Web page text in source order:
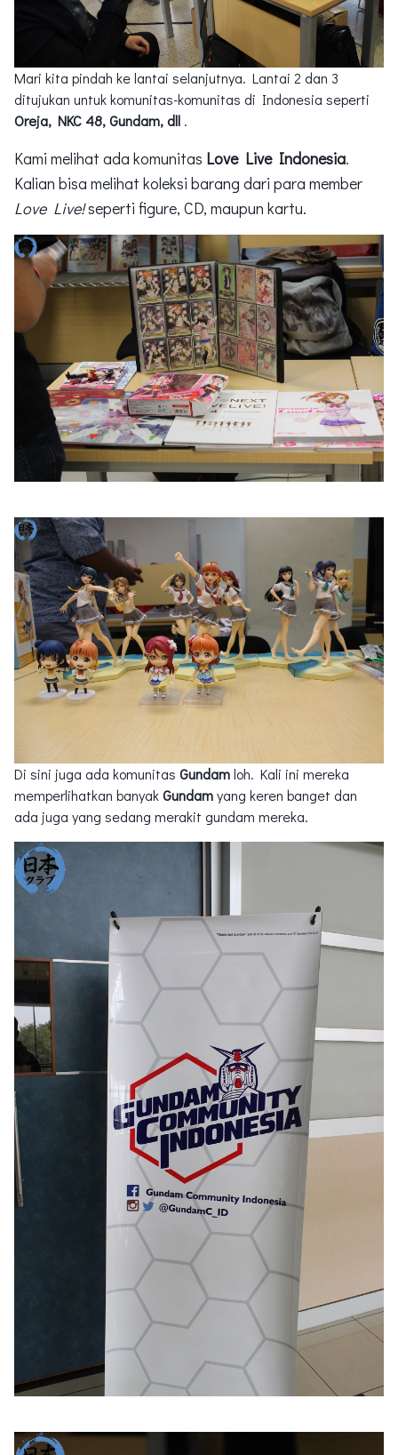
Mari kita pindah ke lantai selanjutnya. Lantai 2 dan 3
ditujukan untuk komunitas-komunitas di Indonesia seperti
Oreja, NKC 48, Gundam, dll .
Kami melihat ada komunitas Love Live Indonesia.
Kalian bisa melihat koleksi barang dari para member
Love Live!seperti figure, CD, maupun kartu.
Di sini juga ada komunitas Gundamloh. Kali ini mereka
memperlihatkan banyakGundamyang keren banget dan
ada juga yang sedang merakit gundam mereka.